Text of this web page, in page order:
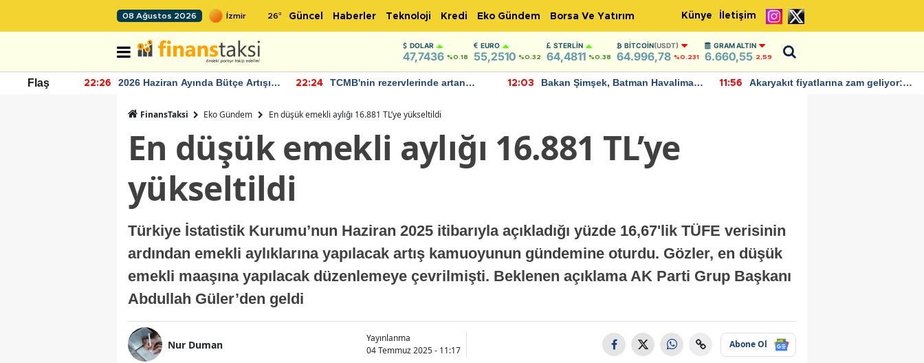
08 Ağustos 2026 26° Güncel Haberler Teknoloji Kredi Eko Gündem Borsa Ve Yatırım Künye İletişim
DOLAR
47,7436 %0.18
EURO
55,2510 %0.32
STERLIN
64,4811 %0.38
BITCOIN(USDT)
64.996,78 %0.231
GRAM ALTIN
6.660,55 2,59
Flaş 22:26
2026 Haziran Ayında Bütçe Artışı
22:24
TCMB'nin rezervlerinde artan
12:03
Bakan Şimşek, Batman Havalimanı
11:56
Akaryakıt fiyatlarına zam geliyor:
FinansTaksi Eko Gündem En düşük emekli aylığı 16.881 TL’ye yükseltildi
En düşük emekli aylığı 16.881 TL’ye
yükseltildi
Türkiye İstatistik Kurumu’nun Haziran 2025 itibarıyla açıkladığı yüzde 16,67'lik TÜFE verisinin
ardından emekli aylıklarına yapılacak artış kamuoyunun gündemine oturdu. Gözler, en düşük
emekli maaşına yapılacak düzenlemeye çevrilmişti. Beklenen açıklama AK Parti Grup Başkanı
Abdullah Güler’den geldi
Nur Duman
Yayınlanma
04 Temmuz 2025 - 11:17
Abone Ol